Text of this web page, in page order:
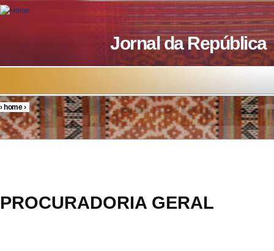
Skip to main content
Jornal da República
You are here
›home›
PROCURADORIA GERAL